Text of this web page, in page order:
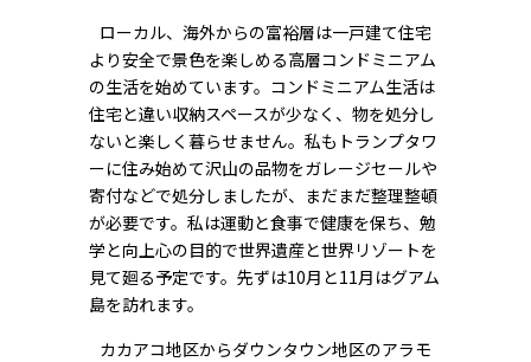
ローカル、海外からの富裕層は一戸建て住宅
より安全で景色を楽しめる高層コンドミニアム
の生活を始めています。コンドミニアム生活は
住宅と違い収納スペースが少なく、物を処分し
ないと楽しく暮らせません。私もトランプタワ
ーに住み始めて沢山の品物をガレージセールや
寄付などで処分しましたが、まだまだ整理整頓
が必要です。私は運動と食事で健康を保ち、勉
学と向上心の目的で世界遺産と世界リゾートを
見て廻る予定です。先ずは10月と11月はグアム
島を訪れます。
カカアコ地区からダウンタウン地区のアラモ